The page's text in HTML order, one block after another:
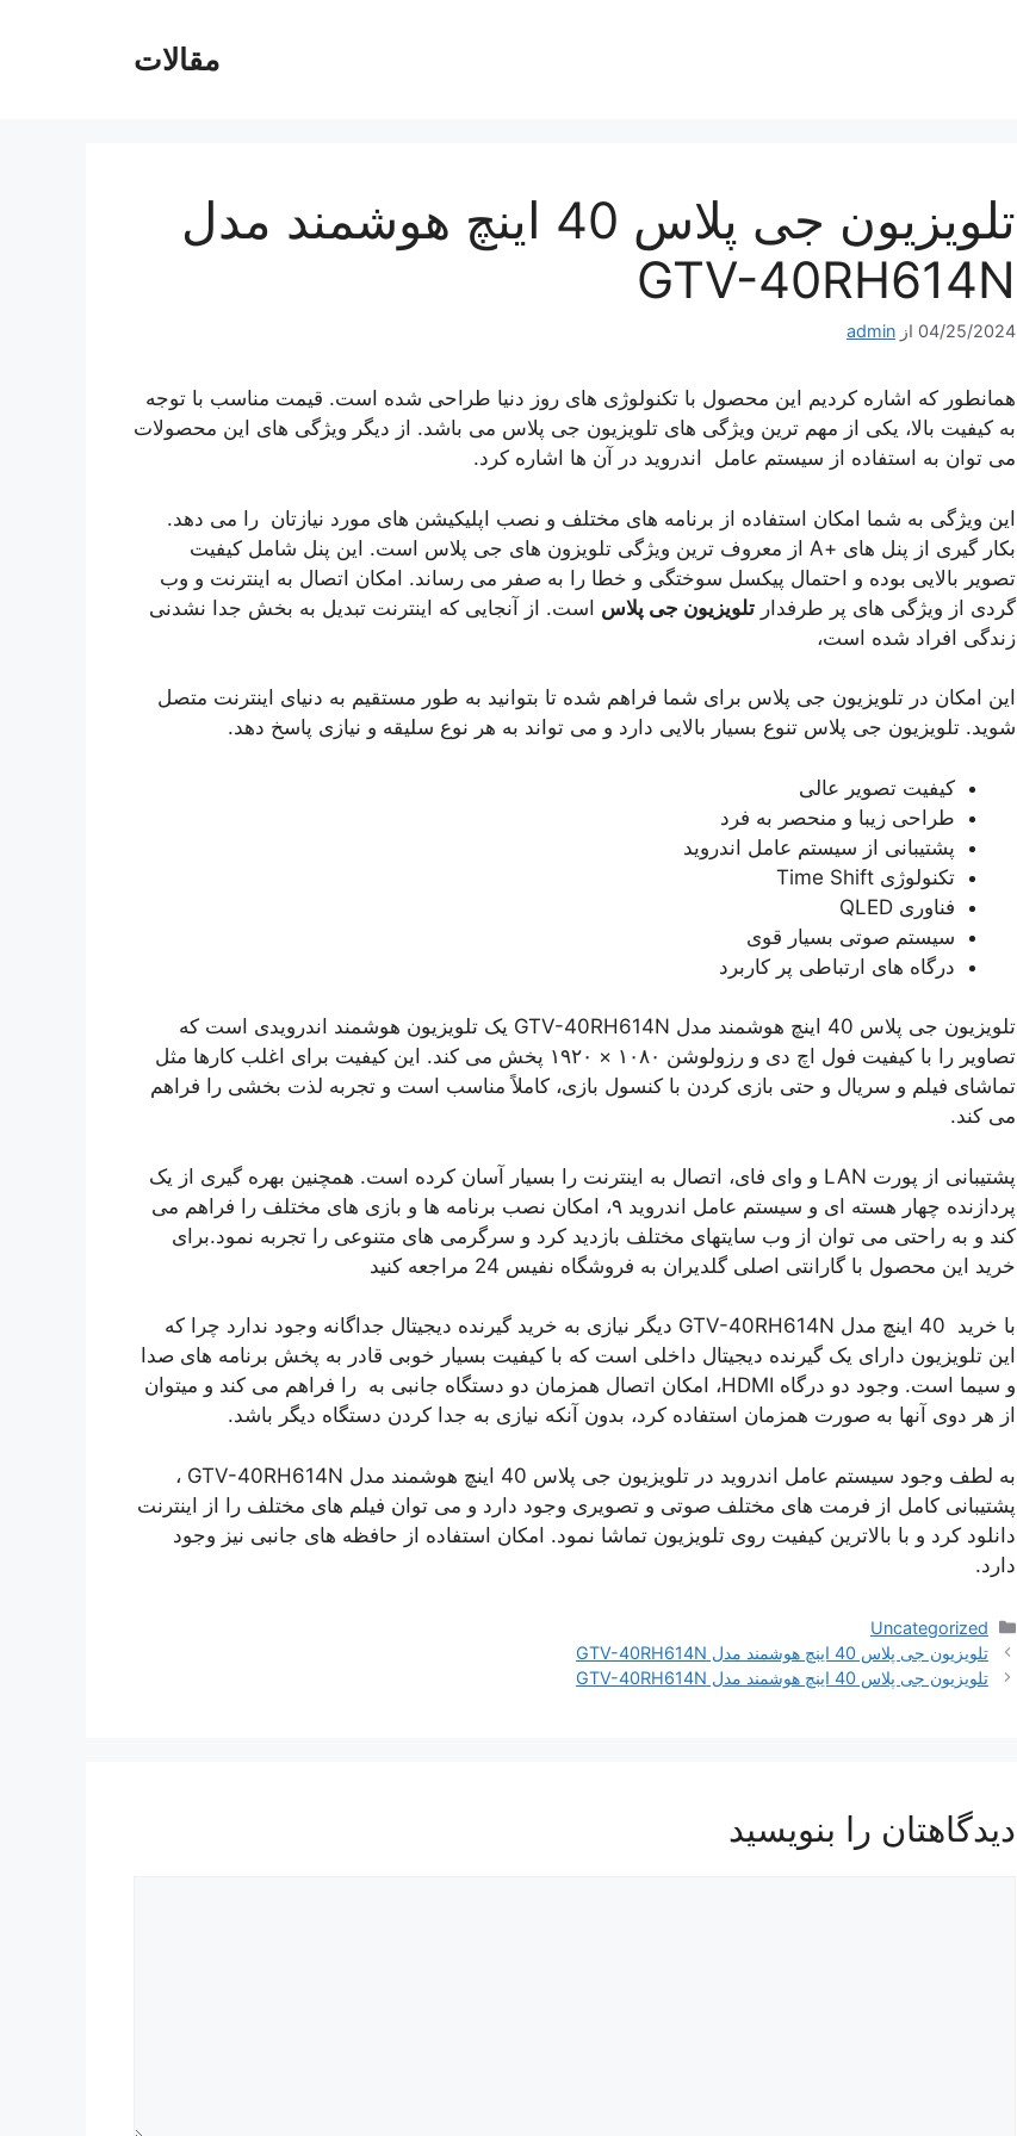
مقالات
تلویزیون جی پلاس 40 اینچ هوشمند مدل
GTV-40RH614N
04/25/2024 از admin
همانطور که اشاره کردیم این محصول با تکنولوژی های روز دنیا طراحی شده است. قیمت مناسب با توجه
به کیفیت بالا، یکی از مهم ترین ویژگی های تلویزیون جی پلاس می باشد. از دیگر ویژگی های این محصولات
می‌ توان به استفاده از سیستم عامل اندروید در آن ها اشاره کرد.
این ویژگی به شما امکان استفاده از برنامه های مختلف و نصب اپلیکیشن های مورد نیازتان را می دهد.
بکار گیری از پنل های +A از معروف ترین ویژگی تلویزون های جی پلاس است. این پنل شامل کیفیت
تصویر بالایی بوده و احتمال پیکسل سوختگی و خطا را به صفر می رساند. امکان اتصال به اینترنت و وب
گردی از ویژگی های پر طرفدار تلویزیون جی پلاس است. از آنجایی که اینترنت تبدیل به بخش جدا نشدنی
زندگی افراد شده است،
این امکان در تلویزیون جی پلاس برای شما فراهم شده تا بتوانید به طور مستقیم به دنیای اینترنت متصل
شوید. تلویزیون جی پلاس تنوع بسیار بالایی دارد و می تواند به هر نوع سلیقه و نیازی پاسخ دهد.
کیفیت تصویر عالی
طراحی زیبا و منحصر به فرد
پشتیبانی از سیستم عامل اندروید
تکنولوژی Time Shift
فناوری QLED
سیستم صوتی بسیار قوی
درگاه های ارتباطی‌ پر کاربرد
تلویزیون جی پلاس 40 اینچ هوشمند مدل GTV-40RH614N یک تلویزیون هوشمند اندرویدی است که
تصاویر را با کیفیت فول اچ دی و رزولوشن ۱۰۸۰ × ۱۹۲۰ پخش می کند. این کیفیت برای اغلب کارها مثل
تماشای فیلم و سریال و حتی بازی کردن با کنسول بازی، کاملاً مناسب است و تجربه لذت بخشی را فراهم
می کند.
پشتیبانی از پورت LAN و وای فای، اتصال به اینترنت را بسیار آسان کرده است. همچنین بهره گیری از یک
پردازنده چهار هسته ای و سیستم عامل اندروید ۹، امکان نصب برنامه ها و بازی های مختلف را فراهم می
کند و به راحتی می توان از وب سایتهای مختلف بازدید کرد و سرگرمی های متنوعی را تجربه نمود.برای
خرید این محصول با گارانتی اصلی گلدیران به فروشگاه نفیس 24 مراجعه کنید
با خرید 40 اینچ مدل GTV-40RH614N دیگر نیازی به خرید گیرنده دیجیتال جداگانه وجود ندارد چرا که
این تلویزیون دارای یک گیرنده دیجیتال داخلی است که با کیفیت بسیار خوبی قادر به پخش برنامه های صدا
و سیما است. وجود دو درگاه HDMI، امکان اتصال همزمان دو دستگاه جانبی به را فراهم می کند و میتوان
از هر دوی آنها به صورت همزمان استفاده کرد، بدون آنکه نیازی به جدا کردن دستگاه دیگر باشد.
به لطف وجود سیستم عامل اندروید در تلویزیون جی پلاس 40 اینچ هوشمند مدل GTV-40RH614N ،
پشتیبانی کامل از فرمت های مختلف صوتی و تصویری وجود دارد و می توان فیلم های مختلف را از اینترنت
دانلود کرد و با بالاترین کیفیت روی تلویزیون تماشا نمود. امکان استفاده از حافظه های جانبی نیز وجود
دارد.
دسته‌ها
Uncategorized
ناوبری
نوشته‌ها
تلویزیون جی پلاس 40 اینچ هوشمند مدل GTV-40RH614N
تلویزیون جی پلاس 40 اینچ هوشمند مدل GTV-40RH614N
دیدگاهتان را بنویسید